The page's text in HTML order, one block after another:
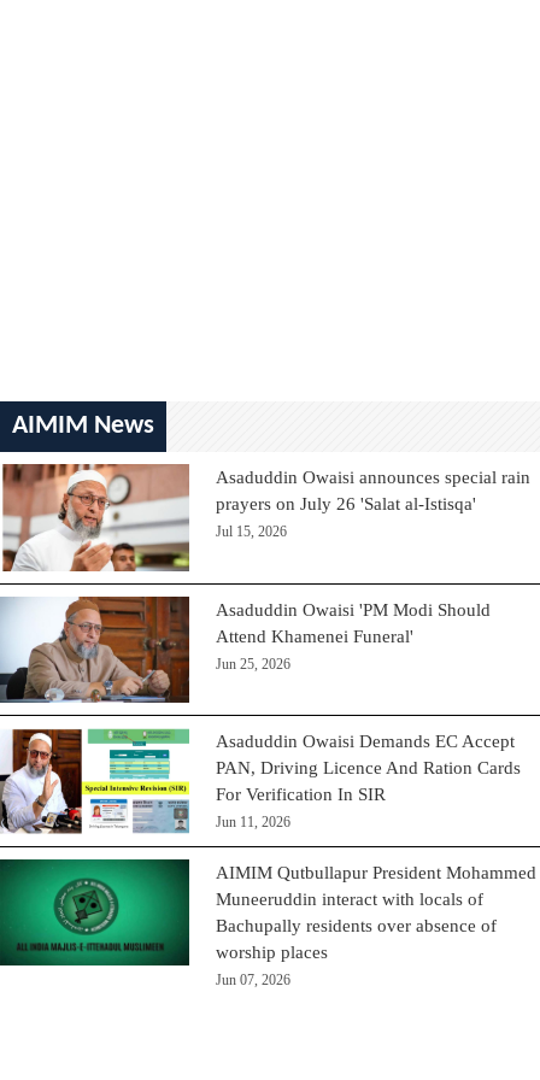
AIMIM News
Asaduddin Owaisi announces special rain
prayers on July 26 'Salat al-Istisqa'
Jul 15, 2026
Asaduddin Owaisi 'PM Modi Should
Attend Khamenei Funeral'
Jun 25, 2026
Asaduddin Owaisi Demands EC Accept
PAN, Driving Licence And Ration Cards
For Verification In SIR
Jun 11, 2026
AIMIM Qutbullapur President Mohammed
Muneeruddin interact with locals of
Bachupally residents over absence of
worship places
Jun 07, 2026